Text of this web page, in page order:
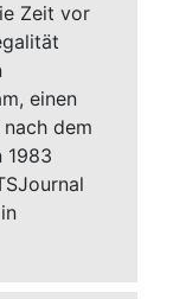
Zeit vor
einen
dem
1983